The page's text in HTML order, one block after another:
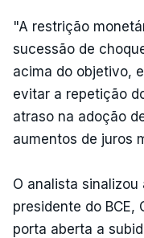
"A restrição
sucessão de
acima do objetivo,
evitar a repetição
atraso na adoção
aumentos de juros
O analista
presidente do BCE,
porta aberta a